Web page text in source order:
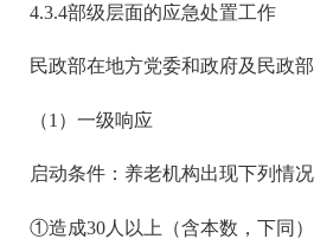
4.3.4部级层面的应急处置工作
民政部在地方党委和政府及民政部
（1）一级响应
启动条件：养老机构出现下列情况
①造成30人以上（含本数，下同）